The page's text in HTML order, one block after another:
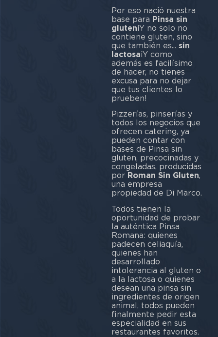
Por eso nació nuestra
base para Pinsa sin
gluten¡Y no solo no
contiene gluten, sino
que también es... sin
lactosa¡Y como
además es facilísimo
de hacer, no tienes
excusa para no dejar
que tus clientes lo
prueben!
Pizzerías, pinserías y
todos los negocios que
ofrecen catering, ya
pueden contar con
bases de Pinsa sin
gluten, precocinadas y
congeladas, producidas
por Roman Sin Gluten,
una empresa
propiedad de Di Marco.
Todos tienen la
oportunidad de probar
la auténtica Pinsa
Romana: quienes
padecen celiaquía,
quienes han
desarrollado
intolerancia al gluten o
a la lactosa o quienes
desean una pinsa sin
ingredientes de origen
animal, todos pueden
finalmente pedir esta
especialidad en sus
restaurantes favoritos.